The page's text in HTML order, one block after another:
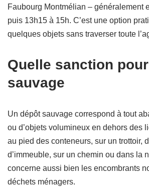
Faubourg Montmélian – généralement
puis 13h15 à 15h. C’est une option
quelques objets sans traverser toute
Quelle sanction
sauvage
Un dépôt sauvage correspond à tout
ou d’objets volumineux en dehors des
au pied des conteneurs, sur un trottoir,
d’immeuble, sur un chemin ou dans la
concerne aussi bien les encombrants
déchets ménagers.